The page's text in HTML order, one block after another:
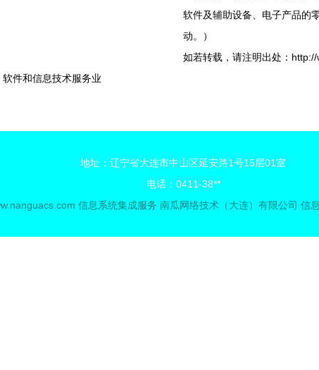
件和信息技术服务业
软件及辅助设备、电子产品的
动。）
如若转载，请注明出处：
地址：辽宁省大连市中山区延安路1号15层01室
电话：0411-38**
信息系统集成服务 南瓜网络技术（大连）有限公司 信